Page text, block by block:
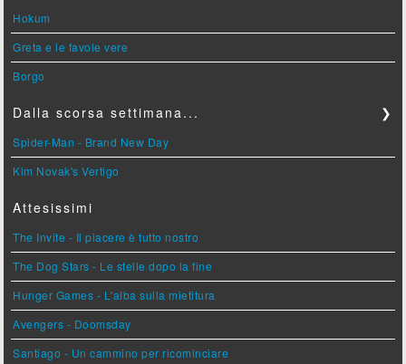
Hokum
Greta e le favole vere
Borgo
Dalla scorsa settimana... ❯
Spider-Man - Brand New Day
Kim Novak's Vertigo
Attesissimi
The Invite - Il piacere è tutto nostro
The Dog Stars - Le stelle dopo la fine
Hunger Games - L'alba sulla mietitura
Avengers - Doomsday
Santiago - Un cammino per ricominciare